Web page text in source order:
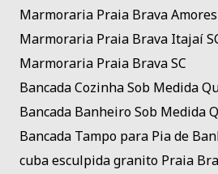
Marmoraria Praia Brava Amores
Marmoraria Praia Brava Itajaí
Marmoraria Praia Brava SC
Bancada Cozinha Sob Medida
Bancada Banheiro Sob Medida
Bancada Tampo para Pia de
cuba esculpida granito Praia